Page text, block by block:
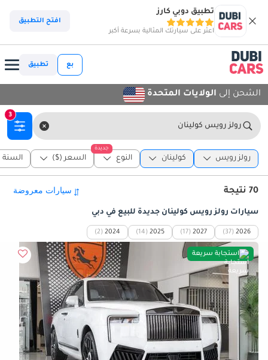
تطبيق دوبي كارز
اعثر على سيارتك المثالية بسرعة أكبر
افتح التطبيق
بع تطبيق
الشحن إلى الولايات المتحدة
رولز رويس كولينان
3
رولز رويس كولينان
جديدة
النوع السعر ($) السنة
70 نتيجة
سيارات رولز رويس كولينان جديدة للبيع في دبي
2026
(37)
2027
(17)
2025
(14)
2024
(2)
استجابة سريعة